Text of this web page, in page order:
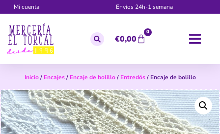
Mi cuenta Envíos 24h-1 semana
€0,00
0
Inicio/ Encajes/ Encaje de bolillo/ Entredós/ Encaje de bolillo